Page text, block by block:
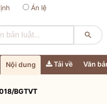
Án lệ

Nội dung Tải về Văn
BGTVT